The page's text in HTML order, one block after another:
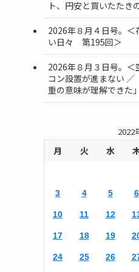
ト、円安と買いたたき
2026年８月４日号。
い日々 第195回＞
2026年８月３日号。＜
コン設置が進まない
重の意味が理解できた
2022
月 火 水
3 4 5 6
10 11 12
17 18 19
24 25 26